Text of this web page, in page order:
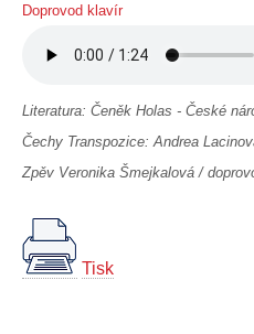
Doprovod klavír
Literatura: Čeněk Holas - České
Čechy Transpozice: Andrea
Zpěv Veronika Šmejkalová /
Tisk